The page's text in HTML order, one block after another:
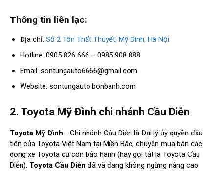
Thông tin liên lạc:
Địa chỉ: Số 2 Tôn Thất Thuyết, Mỹ Đình, Hà Nội
Hotline: 0905 826 666 – 0985 908 888
Email: sontungauto6666@gmail.com
Website: sontungauto.bonbanh.com
2. Toyota Mỹ Đình chi nhánh Cầu Diễn
Toyota Mỹ Đình - Chi nhánh Cầu Diễn là Đại lý ủy quyền đầu
tiên của Toyota Việt Nam tại Miền Bắc, chuyên mua bán các
dòng xe Toyota cũ còn bảo hành (hay gọi tắt là Toyota Cầu
Diễn). Toyota Cầu Diễn đã và đang không ngừng nâng cao